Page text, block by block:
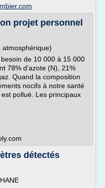
projet personnel
atmosphérique)
de 10 000 à 15 000
78% d'azote (N), 21%
Quand la composition
nocifs à notre santé
pollué. Les principaux
détectés